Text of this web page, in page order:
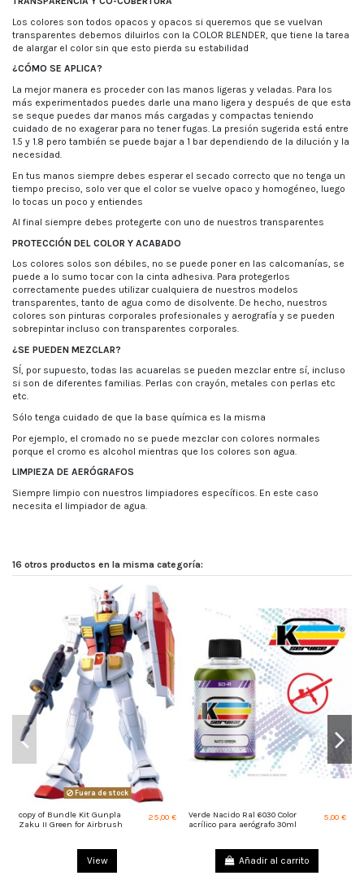
Los colores son todos opacos y opacos si queremos que se vuelvan
transparentes debemos diluirlos con la COLOR BLENDER, que tiene la tarea
de alargar el color sin que esto pierda su estabilidad
¿CÓMO SE APLICA?
La mejor manera es proceder con las manos ligeras y veladas. Para los
más experimentados puedes darle una mano ligera y después de que esta
se seque puedes dar manos más cargadas y compactas teniendo
cuidado de no exagerar para no tener fugas. La presión sugerida está entre
1.5 y 1.8 pero también se puede bajar a 1 bar dependiendo de la dilución y la
necesidad.
En tus manos siempre debes esperar el secado correcto que no tenga un
tiempo preciso, solo ver que el color se vuelve opaco y homogéneo, luego
lo tocas un poco y entiendes
Al final siempre debes protegerte con uno de nuestros transparentes
PROTECCIÓN DEL COLOR Y ACABADO
Los colores solos son débiles, no se puede poner en las calcomanías, se
puede a lo sumo tocar con la cinta adhesiva. Para protegerlos
correctamente puedes utilizar cualquiera de nuestros modelos
transparentes, tanto de agua como de disolvente. De hecho, nuestros
colores son pinturas corporales profesionales y aerografía y se pueden
sobrepintar incluso con transparentes corporales.
¿SE PUEDEN MEZCLAR?
SÍ, por supuesto, todas las acuarelas se pueden mezclar entre sí, incluso
si son de diferentes familias. Perlas con crayón, metales con perlas etc
etc.
Sólo tenga cuidado de que la base química es la misma
Por ejemplo, el cromado no se puede mezclar con colores normales
porque el cromo es alcohol mientras que los colores son agua.
LIMPIEZA DE AERÓGRAFOS
Siempre limpio con nuestros limpiadores específicos. En este caso
necesita el limpiador de agua.
16 otros productos en la misma categoría:
Fuera de stock
copy of Bundle Kit Gunpla
Zaku II Green for Airbrush
25,00 €
View
Verde Nacido Ral 6030 Color
acrílico para aerógrafo 30ml
5,00 €
Añadir al carrito